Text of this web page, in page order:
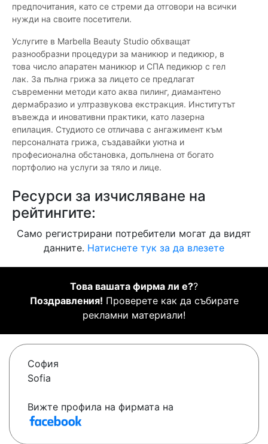
предпочитания, като се стреми да отговори на всички
нужди на своите посетители.
Услугите в Marbella Beauty Studio обхващат
разнообразни процедури за маникюр и педикюр, в
това число апаратен маникюр и СПА педикюр с гел
лак. За пълна грижа за лицето се предлагат
съвременни методи като аква пилинг, диамантено
дермабразио и ултразвукова екстракция. Институтът
въвежда и иновативни практики, като лазерна
епилация. Студиото се отличава с ангажимент към
персоналната грижа, създавайки уютна и
професионална обстановка, допълнена от богато
портфолио на услуги за тяло и лице.
Ресурси за изчисляване на
рейтингите:
Само регистрирани потребители могат да видят
данните. Натиснете тук за да влезете
Това вашата фирма ли е??
Поздравления! Проверете как да събирате
рекламни материали!
София
Sofia
Вижте профила на фирмата на